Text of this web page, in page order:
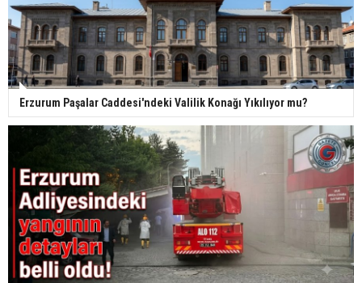
Erzurum Paşalar Caddesi'ndeki Valilik Konağı Yıkılıyor mu?